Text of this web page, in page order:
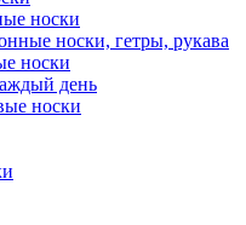
носки
носки, гетры, рукава
носки
день
носки